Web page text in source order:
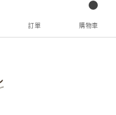
訂單 購物車